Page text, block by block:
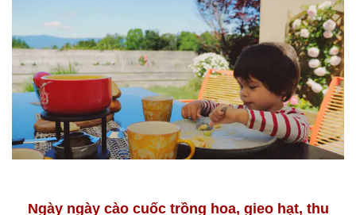
Ngày ngày cào cuốc trồng hoa, gieo hạt, thu